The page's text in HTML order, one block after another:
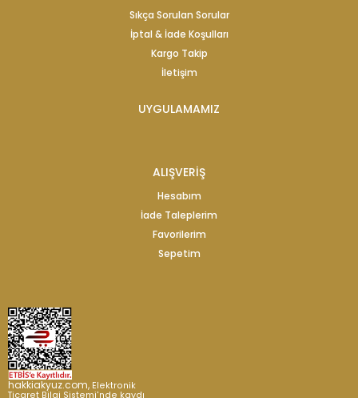
Sıkça Sorulan Sorular
İptal & İade Koşulları
Kargo Takip
İletişim
UYGULAMAMIZ
ALIŞVERİŞ
Hesabım
İade Taleplerim
Favorilerim
Sepetim
hakkiakyuz.com, Elektronik
Ticaret Bilgi Sistemi'nde kaydı